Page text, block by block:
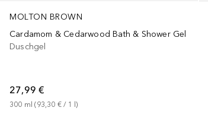
MOLTON BROWN
Cardamom & Cedarwood Bath & Shower Gel
Duschgel
27,99 €
300 ml (93,30 € / 1 l)